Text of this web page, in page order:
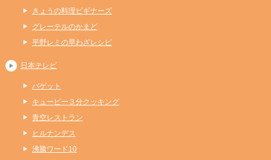
きょうの料理ビギナーズ
グレーテルのかまど
平野レミの早わざレシピ
日本テレビ
バゲット
キューピー３分クッキング
青空レストラン
ヒルナンデス
沸騰ワード10